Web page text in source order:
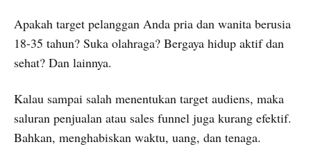
Apakah target pelanggan Anda pria dan wanita berusia
18-35 tahun? Suka olahraga? Bergaya hidup aktif dan
sehat? Dan lainnya.
Kalau sampai salah menentukan target audiens, maka
saluran penjualan atau sales funnel juga kurang efektif.
Bahkan, menghabiskan waktu, uang, dan tenaga.